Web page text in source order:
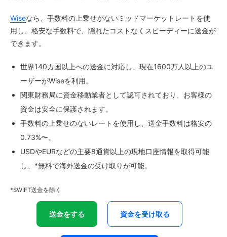
Wiseなら、手数料の上乗せがないミッドマーケットレートを使
用し、格安な手数料で、隠れたコストなくスピーディーに送金が
できます。
世界140カ国以上への送金に対応し、現在1600万人以上のユ
ーザーがWiseを利用。
関東財務局に資金移動業者として認可されており、お客様の
資金は安全に保護されます。
手数料の上乗せのないレートを使用し、送金手数料は格安の
0.73%〜。
USDやEURなどの主要8通貨以上の現地口座情報を取得可能
し、*無料で海外送金の受け取りが可能。
*SWIFT送金を除く
送金をする 資金を受け取る